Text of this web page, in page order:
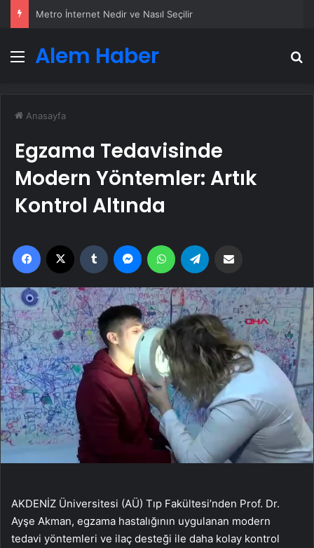
Metro İnternet Nedir ve Nasıl Seçilir
MenüAlem Haber
Anasayfa
Egzama Tedavisinde
Modern Yöntemler: Artık
Kontrol Altında
Facebook Tumblr MessengerWhatsApp
AKDENİZ Üniversitesi (AÜ) Tıp Fakültesi’nden Prof. Dr.
Ayşe Akman, egzama hastalığının uygulanan modern
tedavi yöntemleri ve ilaç desteği ile daha kolay kontrol